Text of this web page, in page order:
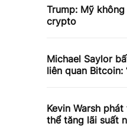
Trump: Mỹ
crypto
Michael Saylor
liên quan Bitcoin:
Kevin Warsh
thể tăng lãi suất